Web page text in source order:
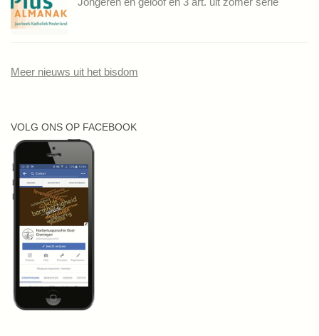
Meer nieuws uit het bisdom
VOLG ONS OP FACEBOOK